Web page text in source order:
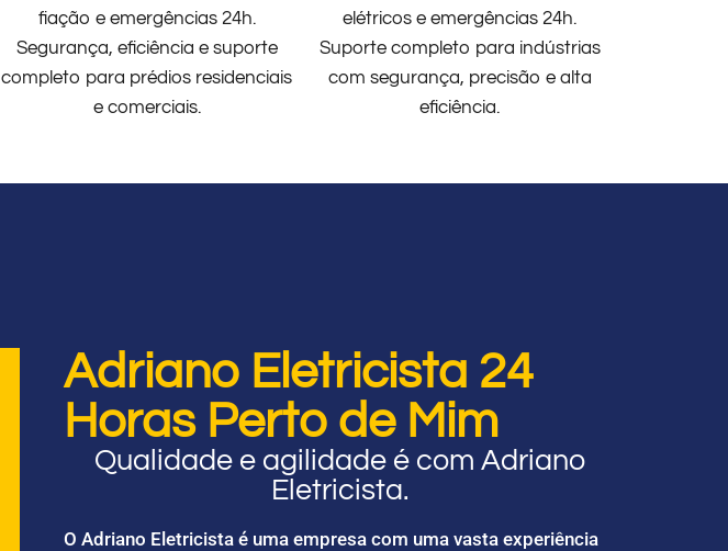
fiação e emergências 24h.
Segurança, eficiência e suporte
completo para prédios residenciais
e comerciais.
elétricos e emergências 24h.
Suporte completo para indústrias
com segurança, precisão e alta
eficiência.
Adriano Eletricista 24
Horas Perto de Mim
Qualidade e agilidade é com Adriano
Eletricista.
O Adriano Eletricista é uma empresa com uma vasta experiência